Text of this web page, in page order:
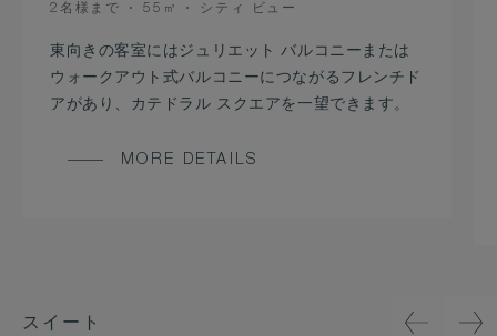
OCCUPANCY
2名様まで
ROOM
55㎡ VIEW
シティ ビュー
東向きの客室にはジュリエット バルコニーまたは
ウォークアウト式バルコニーにつながるフレンチド
アがあり、カテドラル スクエアを一望できます。
MORE DETAILS
スイート